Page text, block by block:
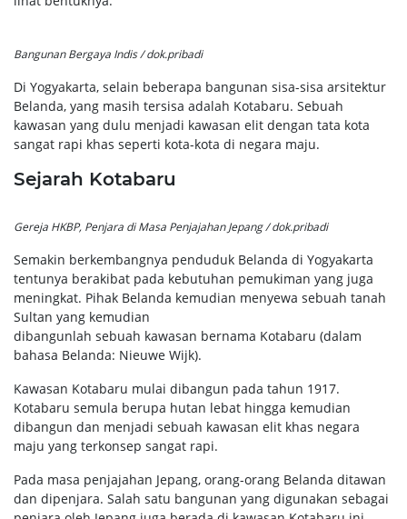
Bangunan Bergaya Indis / dok.pribadi
Di Yogyakarta, selain beberapa bangunan sisa-sisa arsitektur
Belanda, yang masih tersisa adalah Kotabaru. Sebuah
kawasan yang dulu menjadi kawasan elit dengan tata kota
sangat rapi khas seperti kota-kota di negara maju.
Sejarah Kotabaru
Gereja HKBP, Penjara di Masa Penjajahan Jepang / dok.pribadi
Semakin berkembangnya penduduk Belanda di Yogyakarta
tentunya berakibat pada kebutuhan pemukiman yang juga
meningkat. Pihak Belanda kemudian menyewa sebuah tanah
Sultan yang kemudian
dibangunlah sebuah kawasan bernama Kotabaru (dalam
bahasa Belanda: Nieuwe Wijk).
Kawasan Kotabaru mulai dibangun pada tahun 1917.
Kotabaru semula berupa hutan lebat hingga kemudian
dibangun dan menjadi sebuah kawasan elit khas negara
maju yang terkonsep sangat rapi.
Pada masa penjajahan Jepang, orang-orang Belanda ditawan
dan dipenjara. Salah satu bangunan yang digunakan sebagai